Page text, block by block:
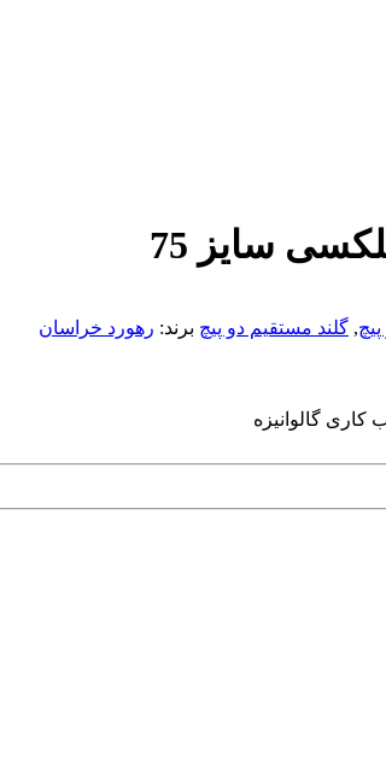
سایز 75
, گلند مستقیم دو پیچ برند: رهورد خراسان
کاری گالوانیزه